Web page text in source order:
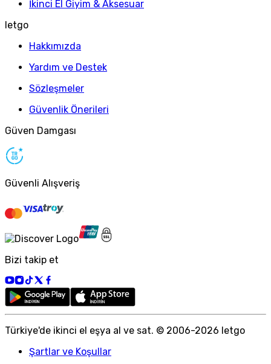
İkinci El Giyim & Aksesuar
letgo
Hakkımızda
Yardım ve Destek
Sözleşmeler
Güvenlik Önerileri
Güven Damgası
Güvenli Alışveriş
Bizi takip et
Türkiye'de ikinci el eşya al ve sat. © 2006-2026 letgo
Şartlar ve Koşullar